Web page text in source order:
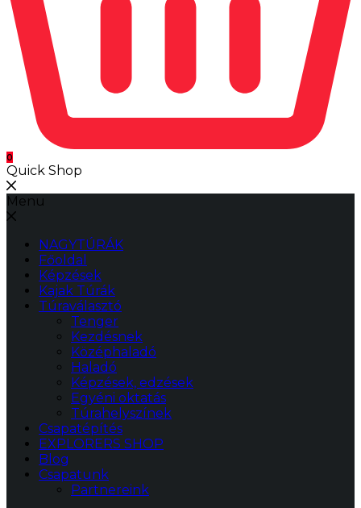
0
Quick Shop
Menu
NAGYTÚRÁK
Főoldal
Képzések
Kajak Túrák
Túraválasztó
Tenger
Kezdésnek
Középhaladó
Haladó
Képzések, edzések
Egyéni oktatás
Túrahelyszínek
Csapatépítés
EXPLORERS SHOP
Blog
Csapatunk
Partnereink